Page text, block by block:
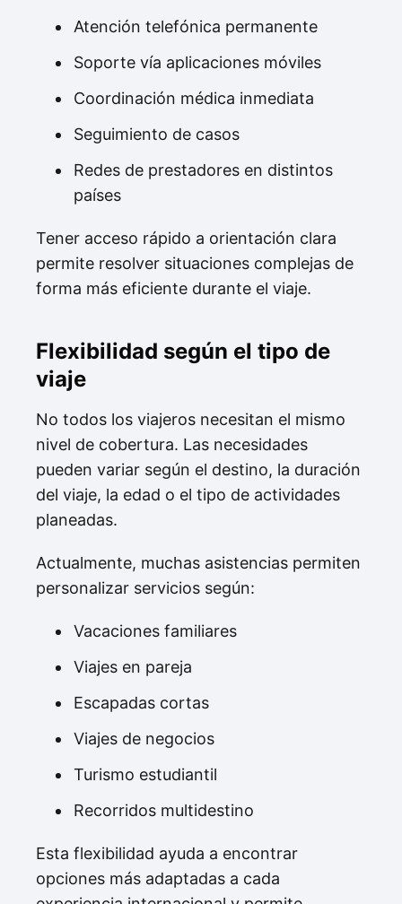
Atención telefónica permanente
Soporte vía aplicaciones móviles
Coordinación médica inmediata
Seguimiento de casos
Redes de prestadores en distintos
países
Tener acceso rápido a orientación clara
permite resolver situaciones complejas de
forma más eficiente durante el viaje.
Flexibilidad según el tipo de
viaje
No todos los viajeros necesitan el mismo
nivel de cobertura. Las necesidades
pueden variar según el destino, la duración
del viaje, la edad o el tipo de actividades
planeadas.
Actualmente, muchas asistencias permiten
personalizar servicios según:
Vacaciones familiares
Viajes en pareja
Escapadas cortas
Viajes de negocios
Turismo estudiantil
Recorridos multidestino
Esta flexibilidad ayuda a encontrar
opciones más adaptadas a cada